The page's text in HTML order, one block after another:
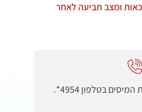
ומצב תביעה לאחר
בטלפון 4954*.